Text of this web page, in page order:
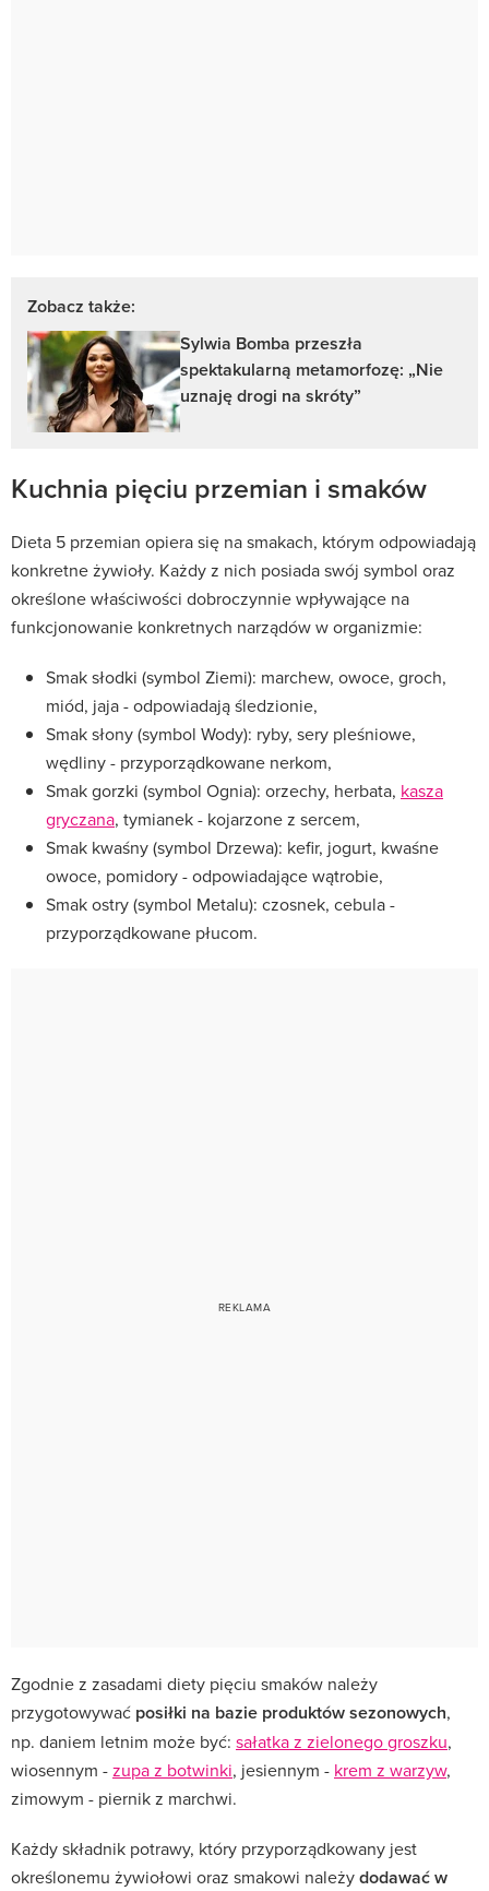
Zobacz także:
Sylwia Bomba przeszła
spektakularną metamorfozę: „Nie
uznaję drogi na skróty”
Kuchnia pięciu przemian i smaków
Dieta 5 przemian opiera się na smakach, którym odpowiadają
konkretne żywioły. Każdy z nich posiada swój symbol oraz
określone właściwości dobroczynnie wpływające na
funkcjonowanie konkretnych narządów w organizmie:
Smak słodki (symbol Ziemi): marchew, owoce, groch,
miód, jaja - odpowiadają śledzionie,
Smak słony (symbol Wody): ryby, sery pleśniowe,
wędliny - przyporządkowane nerkom,
Smak gorzki (symbol Ognia): orzechy, herbata, kasza
gryczana, tymianek - kojarzone z sercem,
Smak kwaśny (symbol Drzewa): kefir, jogurt, kwaśne
owoce, pomidory - odpowiadające wątrobie,
Smak ostry (symbol Metalu): czosnek, cebula -
przyporządkowane płucom.
Zgodnie z zasadami diety pięciu smaków należy
przygotowywać posiłki na bazie produktów sezonowych,
np. daniem letnim może być: sałatka z zielonego groszku,
wiosennym -zupa z botwinki, jesiennym - krem z warzyw,
zimowym - piernik z marchwi.
Każdy składnik potrawy, który przyporządkowany jest
określonemu żywiołowi oraz smakowi należydodawać w